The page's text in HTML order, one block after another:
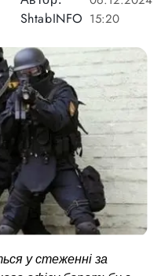
ShtabINFO 15:20
у стеженні за